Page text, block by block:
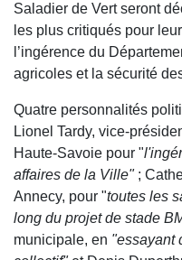
Saladier de Vert seront
les plus critiqués pour
l’ingérence du
agricoles et la sécurité
Quatre personnalités
Lionel Tardy, vice-
Haute-Savoie pour "
affaires de la Ville";
Annecy, pour "toutes les
long du projet de stade
municipale, en "essayant